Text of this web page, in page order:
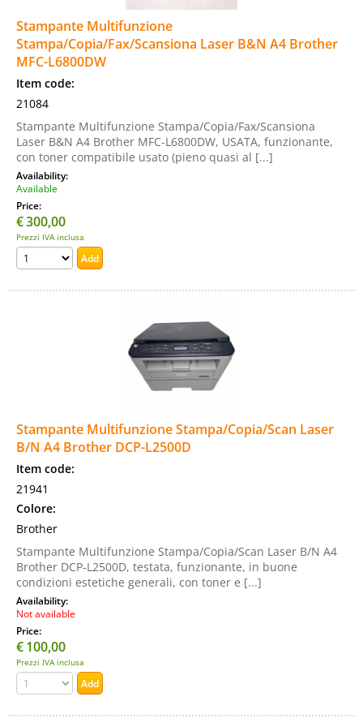
Stampante Multifunzione
Stampa/Copia/Fax/Scansiona Laser B&N A4 Brother
MFC-L6800DW
Item code:
21084
Stampante Multifunzione Stampa/Copia/Fax/Scansiona
Laser B&N A4 Brother MFC-L6800DW, USATA, funzionante,
con toner compatibile usato (pieno quasi al [...]
Availability:
Available
Price:
€300,00
Prezzi IVA inclusa
Stampante Multifunzione Stampa/Copia/Scan Laser
B/N A4 Brother DCP-L2500D
Item code:
21941
Colore:
Brother
Stampante Multifunzione Stampa/Copia/Scan Laser B/N A4
Brother DCP-L2500D, testata, funzionante, in buone
condizioni estetiche generali, con toner e [...]
Availability:
Not available
Price:
€100,00
Prezzi IVA inclusa